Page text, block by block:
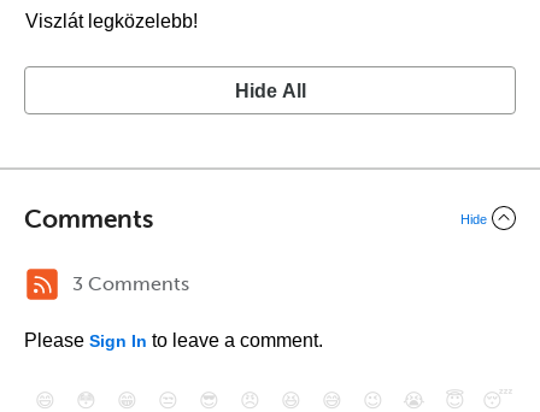
Viszlát legközelebb!
Hide All
Comments Hide
3 Comments
Please Sign In to leave a comment.
😄 😳 😁 😒 😎 😠 😆 😅 😉 😭 😇
😴